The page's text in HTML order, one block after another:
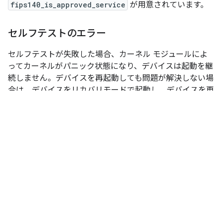
fips140_is_approved_service が用意されています。
セルフテストのエラー
セルフテストが失敗した場合、カーネル モジュールによ
ってカーネルがパニック状態になり、デバイスは起動を継
続しません。デバイスを再起動しても問題が解決しない場
合は、デバイスをリカバリモードで起動し、デバイスを再